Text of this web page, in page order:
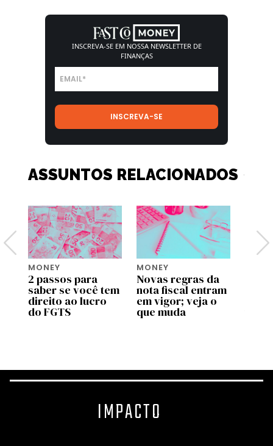
INSCREVA-SE EM NOSSA NEWSLETTER DE
FINANÇAS
ASSUNTOS RELACIONADOS
MONEY
2 passos para
saber se você tem
direito ao lucro
do FGTS
MONEY
Novas regras da
nota fiscal entram
em vigor; veja o
que muda
IMPACTO